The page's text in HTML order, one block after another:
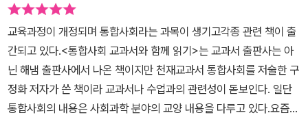
단락달락 관련작품을 소개하면서 토론하기를 통해 생각의 범위를 넓
혀 갈 수 있도록 해줍니다.'통합사회 교과서와 함께 읽기' 이 책은 스
스로 생각하고 다방면에서 식견을 넓힐 수 있는 풍부한 읽을 거리를
제공해주고 있네요.
미리 생각해 볼 수 있어서 큰 도움이 될것 같다.
과 학과목에 도움이 되는 책인가? 하는 잠시의 생각이 무색할만큼아
이를 키우는 엄마가 사회를 어떻게 바라봐야 하는지,아이들이 어떤
관점을 어떻게 형성해가야 할지를 고민해보게 했다는 점에서저자가
들어가는 말에서 밝힌'공부란 세상을 알아가는 법을 배우는 것'이라는
말을 절감한바이다. 우리는 어떻게 행복한 삶을 살 수 있을까?인간과
행복이라는 큰 주제를 두고 저자는 참 일상적인 예를 들면서도(그래
도를 말합니다.관점이 사람마다 다르기 때문에 사람들은 같은 것을
보고도 각자 다른 의견을 제시하는거같아요. 어느 현상을 두고 역사
적 사건이나 맥락을 시간적 관점을 강조하는 사람이 있고,위치나 지
역, 관계성 등 공간적 측면을 강조하는 사람도 있습니다.그 현상에 나
타난 개인의 행동을 보고 사회 구조와의 관련성을 고려하여 사회적
측면을 강조하는 경우도 있고, 개인이나 한 사회가 지향하고 판단의
결론을 도출한다고 하니 부디 다수의 학부모가 납득할 수 있는 결론
을 내리기만을 응원할 뿐이다.매번 입시제도가 바뀔 때마다 학부모와
학생들은 불아하고 혼돈스럽고 학원가와 사교육 종사자들은 신속하
게 새로운 사교육 프로그램을 도입해 학원생들을 모집하기에 바쁘
다. 하지만, 무작정 불안감으로 학원가로 끌려가지 않으려면 학부모
도 어느 정도는 알아야 방향 키를 주도적으로 조절할 수 있다. 분야의
교육과정이 개정되며 통합사회라는 과목이 생기고각종 관련 책이 출
간되고 있다.<통합사회 교과서와 함께 읽기>는 교과서 출판사는 아
닌 해냄 출판사에서 나온 책이지만 천재교과서 통합사회를 저술한 구
정화 저자가 쓴 책이라 교과서나 수업과의 관련성이 돋보인다. 일단
통합사회의 내용은 사회과학 분야의 교양 내용을 다루고 있다.요즘